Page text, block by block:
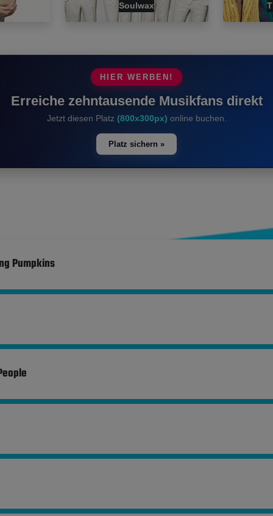
Soulwax
HIER WERBEN!
Erreiche zehntausende Musikfans direkt
Jetzt diesen Platz (800x300px) online buchen.
Platz sichern »
Pumpkins